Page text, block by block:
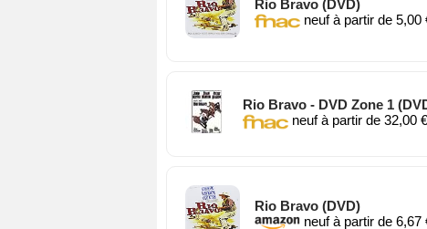
Rio Bravo (DVD)
neuf à partir de 5,00
Rio Bravo - DVD Zone 1
neuf à partir de 32,00 €
Rio Bravo (DVD)
neuf à partir de 6,67